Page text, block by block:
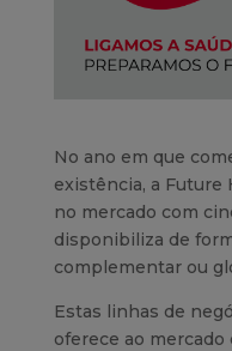
No ano em que
existência, a Future
no mercado com
disponibiliza de
complementar ou
Estas linhas de
oferece ao